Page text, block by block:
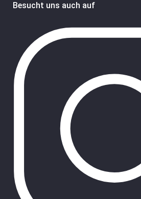
Besucht uns auch auf